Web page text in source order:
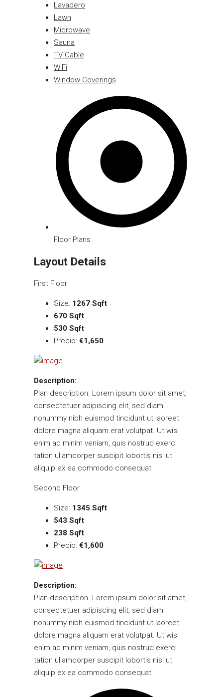
Lavadero
Lawn
Microwave
Sauna
TV Cable
WiFi
Window Coverings
Floor Plans
Layout Details
First Floor
Size: 1267 Sqft
670 Sqft
530 Sqft
Precio: €1,650
Description:
Plan description. Lorem ipsum dolor sit amet,
consectetuer adipiscing elit, sed diam
nonummy nibh euismod tincidunt ut laoreet
dolore magna aliquam erat volutpat. Ut wisi
enim ad minim veniam, quis nostrud exerci
tation ullamcorper suscipit lobortis nisl ut
aliquip ex ea commodo consequat.
Second Floor
Size: 1345 Sqft
543 Sqft
238 Sqft
Precio: €1,600
Description:
Plan description. Lorem ipsum dolor sit amet,
consectetuer adipiscing elit, sed diam
nonummy nibh euismod tincidunt ut laoreet
dolore magna aliquam erat volutpat. Ut wisi
enim ad minim veniam, quis nostrud exerci
tation ullamcorper suscipit lobortis nisl ut
aliquip ex ea commodo consequat.